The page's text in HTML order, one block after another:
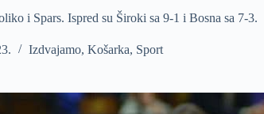
i Spars. Ispred su Široki sa 9-1 i Bosna sa 7-3.
Izdvajamo, Košarka, Sport